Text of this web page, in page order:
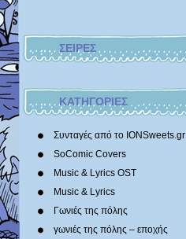
ΣΕΙΡΕΣ
ΚΑΤΗΓΟΡΙΕΣ
Συνταγές από το IONSweets.gr
SoComic Covers
Music & Lyrics OST
Music & Lyrics
Γωνιές της πόλης
γωνιές της πόλης – εποχής